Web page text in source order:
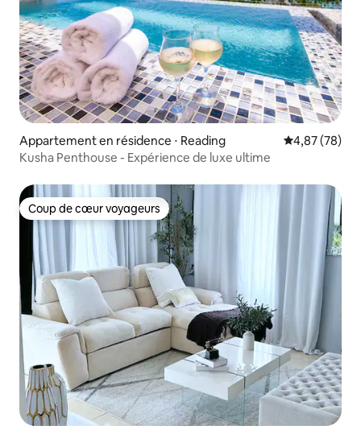
Appartement en résidence ⋅ Reading Évaluation
4,87 (78)
Kusha Penthouse - Expérience de luxe ultime
Coup de cœur voyageurs
Coup de cœur voyageurs